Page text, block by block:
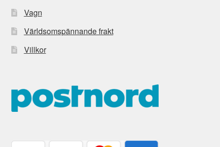
Vagn
Världsomspännande frakt
Villkor